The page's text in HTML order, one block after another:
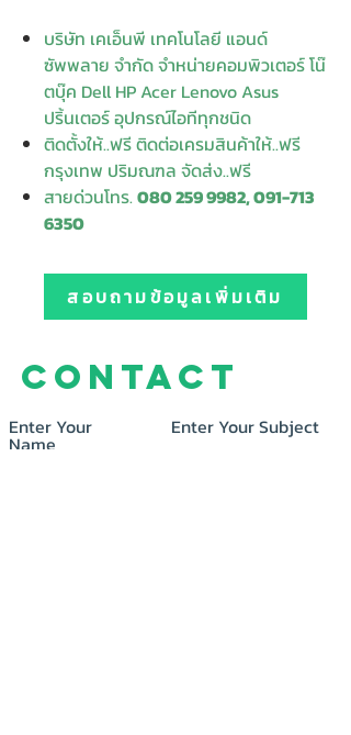
บริษัท เคเอ็นพี เทคโนโลยี แอนด์
ซัพพลาย จำกัด จำหน่ายคอมพิวเตอร์ โน๊
ตบุ๊ค Dell HP Acer Lenovo Asus
ปริ้นเตอร์ อุปกรณ์ไอทีทุกชนิด
ติดตั้งให้..ฟรี ติดต่อเครมสินค้าให้..ฟรี
กรุงเทพ ปริมณฑล จัดส่ง..ฟรี
สายด่วนโทร.080 259 9982, 091-713
6350
สอบถามข้อมูลเพิ่มเติม
Contact
Enter Your
Name
Enter Your Subject